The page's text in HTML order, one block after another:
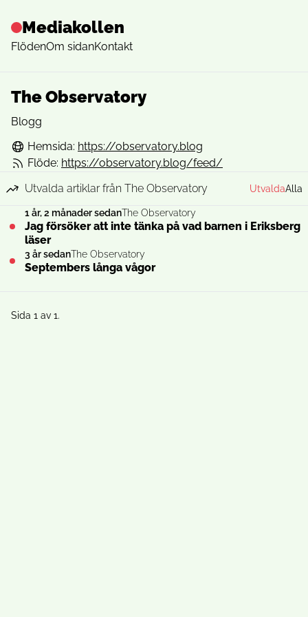
Mediakollen
FlödenOm sidanKontakt
The Observatory
Blogg
Hemsida: https://observatory.blog
Flöde: https://observatory.blog/feed/
Utvalda artiklar från The Observatory
UtvaldaAlla
1 år, 2 månader sedanThe Observatory
Jag försöker att inte tänka på vad barnen i Eriksberg
läser
3 år sedanThe Observatory
Septembers långa vågor
Sida 1 av 1.